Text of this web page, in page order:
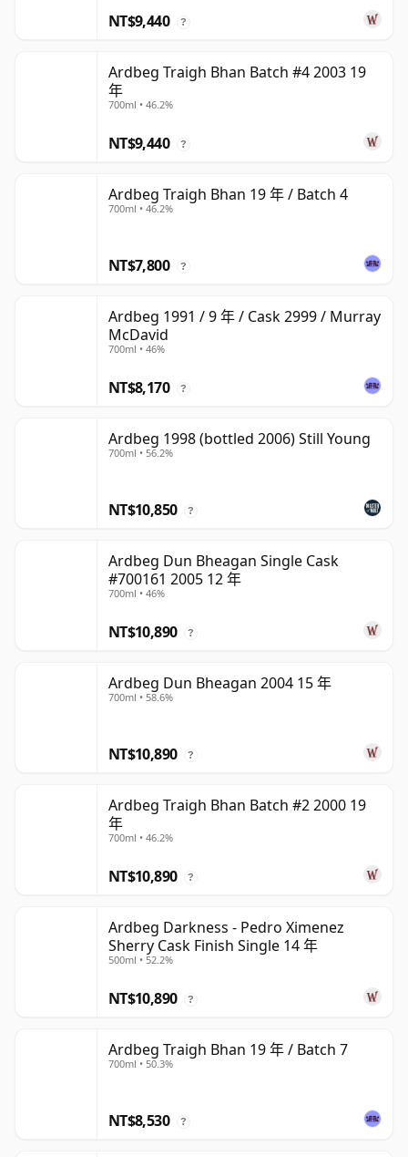
NT$9,440 ?
Ardbeg Traigh Bhan Batch #4 2003 19
年
700ml • 46.2%
NT$9,440 ?
Ardbeg Traigh Bhan 19 年 / Batch 4
700ml • 46.2%
NT$7,800 ?
Ardbeg 1991 / 9 年 / Cask 2999 / Murray
McDavid
700ml • 46%
NT$8,170 ?
Ardbeg 1998 (bottled 2006) Still Young
700ml • 56.2%
NT$10,850 ?
Ardbeg Dun Bheagan Single Cask
#700161 2005 12 年
700ml • 46%
NT$10,890 ?
Ardbeg Dun Bheagan 2004 15 年
700ml • 58.6%
NT$10,890 ?
Ardbeg Traigh Bhan Batch #2 2000 19
年
700ml • 46.2%
NT$10,890 ?
Ardbeg Darkness - Pedro Ximenez
Sherry Cask Finish Single 14 年
500ml • 52.2%
NT$10,890 ?
Ardbeg Traigh Bhan 19 年 / Batch 7
700ml • 50.3%
NT$8,530 ?